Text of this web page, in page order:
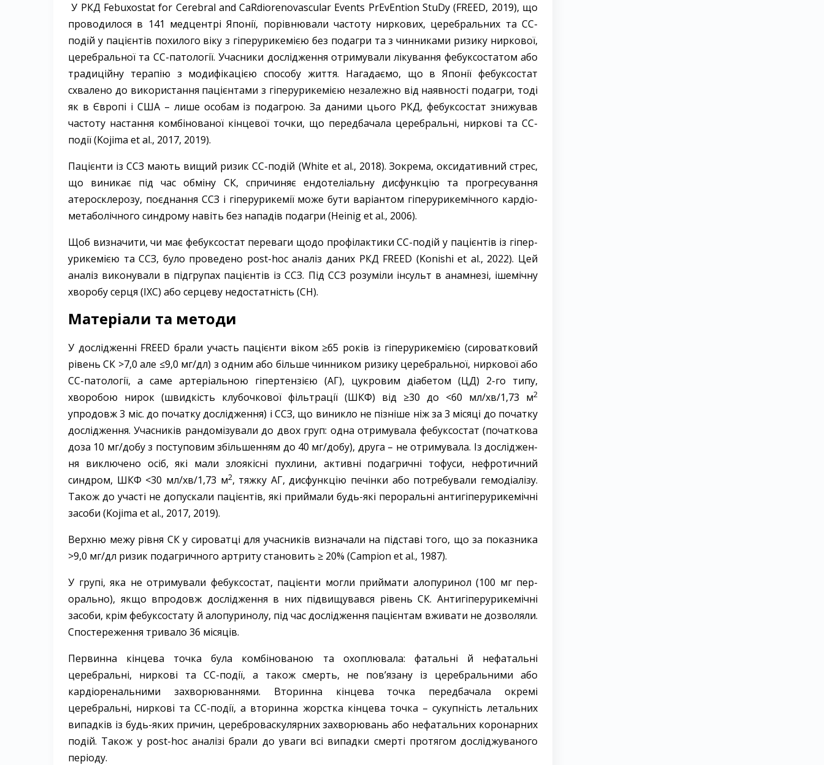
У РКД Febuxostat for Cerebral and CaRdio­renovascular Events PrEvEntion StuDy (FREED, 2019), що
проводилося в 141 медцентрі Японії, порівнювали частоту ниркових, церебральних та СС-
подій у пацієнтів похилого віку з гіпер­урикемією без подагри та з чинниками ­ризику ниркової,
церебральної та СС-патології. Учас­ники дослід­жен­ня отримували лікування фебуксо­статом або
традиційну терапію з модифі­кацією способу життя. Нагадаємо, що в Японії фебуксостат
схвалено до використання пацієнтами з гіперурикемією незалежно від наявності подагри, тоді
як в Європі і США – ​лише особам із подагрою. За даними цього РКД, фебуксостат знижував
частоту настання комбінованої кінцевої точки, що передбачала церебральні, ниркові та СС-
події (Kojima et al., 2017, 2019).
Пацієнти із ССЗ мають вищий ризик СС-­подій (White et al., 2018). Зокрема, оксидативний стрес,
що виникає під час обміну СК, спричиняє ендотеліальну дисфункцію та прогресування
атеросклерозу, поєднання ССЗ і гіперурикемії може бути варіантом гіперурикемічного кардіо­
метаболічного синдрому навіть без нападів ­подагри (Heinig et al., 2006).
Щоб визначити, чи має фебуксостат пере­ваги щодо профілактики СС-подій у пацієнтів із гіпер­
урикемією та ССЗ, було проведено post-hoc аналіз даних РКД FREED (Konishi et al., 2022). Цей
аналіз виконували в підгрупах пацієнтів із ССЗ. Під ССЗ розуміли інсульт в анамнезі, ішемічну
хворобу серця (ІХС) або серцеву недостатність (СН).
Матеріали та методи
У дослід­жен­ні FREED брали участь пацієнти віком ≥65 років із гіперурикемією (сироватковий
рівень СК >7,0 але ≤9,0 мг/дл) з одним або більше чинником ризику церебральної, ниркової або
СС-патології, а саме артеріальною гіпертензією (АГ), цукровим діабетом (ЦД) 2-го типу,
хворобою нирок (швидкість клубочкової фільтрації (ШКФ) від ≥30 до <60 мл/хв/1,73 м2
упродовж 3 міс. до початку дослід­жен­ня) і ССЗ, що ­виникло не пізніше ніж за 3 місяці до початку
дослід­жен­ня. Учасників рандомізували до двох груп: одна отри­мувала фебуксостат (початкова
доза 10 мг/добу з поступовим збільшенням до 40 мг/добу), друга – ​не отримувала. Із дослід­жен­
ня виключено осіб, які мали злоякісні пухлини, активні подагричні тофуси, нефротичний
синдром, ШКФ <30 мл/хв/1,73 м2, тяжку АГ, дисфункцію ­печінки або потребували гемодіалізу.
Також до участі не допускали пацієнтів, які приймали будь-які пероральні антигіперурикемічні
засоби (Kojima et al., 2017, 2019).
Верхню межу рівня СК у сироватці для учасників визначали на підставі того, що за показника
>9,0 мг/дл ризик подагричного артриту становить ≥ 20% (Campion et al., 1987).
У групі, яка не отримували фебуксостат, паці­єнти могли приймати алопуринол (100 мг пер­
орально), якщо впродовж дослід­жен­ня в них підвищувався рівень СК. Антигіперурикемічні
засоби, крім фебуксостату й алопуринолу, під час дослід­жен­ня пацієнтам вживати не дозволяли.
Спостереження тривало 36 місяців.
Первинна кінцева точка була комбінованою та охоплювала: фатальні й нефатальні
церебральні, ниркові та СС-події, а також смерть, не пов’язану із церебральними або
кардіореналь­ними захворю­ваннями. Вторинна кінцева ­точка передбачала ­окремі
церебральні, ниркові та СС-події, а вторинна жорстка кінцева ­точка – ​сукупність летальних
випадків із будь-яких причин, ­цереброваскулярних захворювань або нефатальних коронарних
подій. Також у post-hoc аналізі брали до уваги всі випадки смерті протягом досліджуваного
періоду.